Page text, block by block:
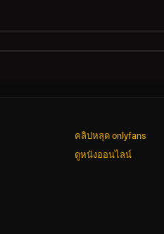
คลิปหลุด onlyfans
ดูหนังออนไลน์